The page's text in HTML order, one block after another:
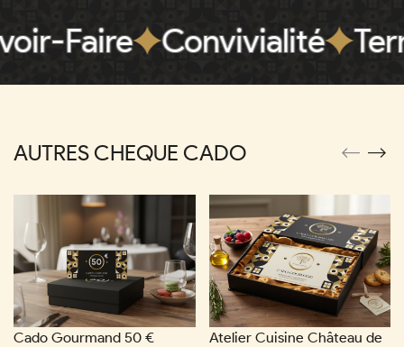
Faire Convivialité Terroir
AUTRES CHEQUE CADO
Cado Gourmand 50 €
Atelier Cuisine Château de